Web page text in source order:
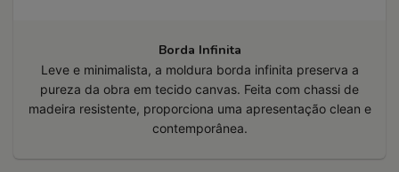
Borda Infinita
Leve e minimalista, a moldura borda infinita preserva a
pureza da obra em tecido canvas. Feita com chassi de
madeira resistente, proporciona uma apresentação clean e
contemporânea.